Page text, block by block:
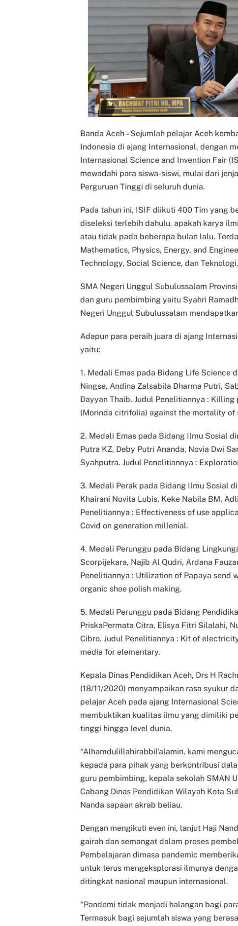
Banda Aceh – Sejumlah pelajar Aceh
Indonesia di ajang Internasional, dengan
Internasional Science and Invention Fair
mewadahi para siswa-siswi, mulai dari
Perguruan Tinggi di seluruh dunia.
Pada tahun ini, ISIF diikuti 400 Tim yang
diseleksi terlebih dahulu, apakah karya
atau tidak pada beberapa bulan lalu.
Mathematics, Physics, Energy, and
Technology, Social Science, dan Teknologi.
SMA Negeri Unggul Subulussalam
dan guru pembimbing yaitu Syahri
Negeri Unggul Subulussalam
Adapun para peraih juara di ajang
yaitu:
1. Medali Emas pada Bidang Life Science
Ningse, Andina Zalsabila Dharma Putri,
Dayyan Thaib. Judul Penelitiannya :
(Morinda citrifolia) against the mortality of
2. Medali Emas pada Bidang Ilmu Sosial
Putra KZ, Deby Putri Ananda, Novia Dwi
Syahputra. Judul Penelitiannya :
3. Medali Perak pada Bidang Ilmu Sosial
Khairani Novita Lubis, Keke Nabila BM,
Penelitiannya : Effectiveness of use
Covid on generation millenial.
4. Medali Perunggu pada Bidang
Scorpijekara, Najib Al Qudri, Ardana
Penelitiannya : Utilization of Papaya send
organic shoe polish making.
5. Medali Perunggu pada Bidang
PriskaPermata Citra, Elisya Fitri Silalahi,
Cibro. Judul Penelitiannya : Kit of
media for elementary.
Kepala Dinas Pendidikan Aceh, Drs H
(18/11/2020) menyampaikan rasa syukur
pelajar Aceh pada ajang Internasional
membuktikan kualitas ilmu yang dimiliki
tinggi hingga level dunia.
“Alhamdulillahirabbil’alamin, kami
kepada para pihak yang berkontribusi
guru pembimbing, kepala sekolah SMAN
Cabang Dinas Pendidikan Wilayah Kota
Nanda sapaan akrab beliau.
Dengan mengikuti even ini, lanjut Haji
gairah dan semangat dalam proses
Pembelajaran dimasa pandemic
untuk terus mengeksplorasi ilmunya
ditingkat nasional maupun internasional.
“Pandemi tidak menjadi halangan bagi
Termasuk bagi sejumlah siswa yang